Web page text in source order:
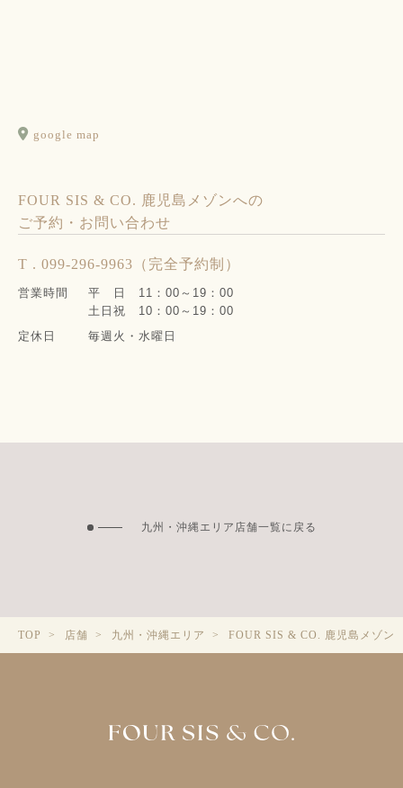
google map
FOUR SIS & CO. 鹿児島メゾンへの
ご予約・お問い合わせ
T . 099-296-9963（完全予約制）
営業時間
平 日 11：00～19：00
土日祝 10：00～19：00
定休日
毎週火・水曜日
九州・沖縄エリア店舗一覧に戻る
TOP 店舗 九州・沖縄エリア FOUR SIS & CO. 鹿児島メゾン